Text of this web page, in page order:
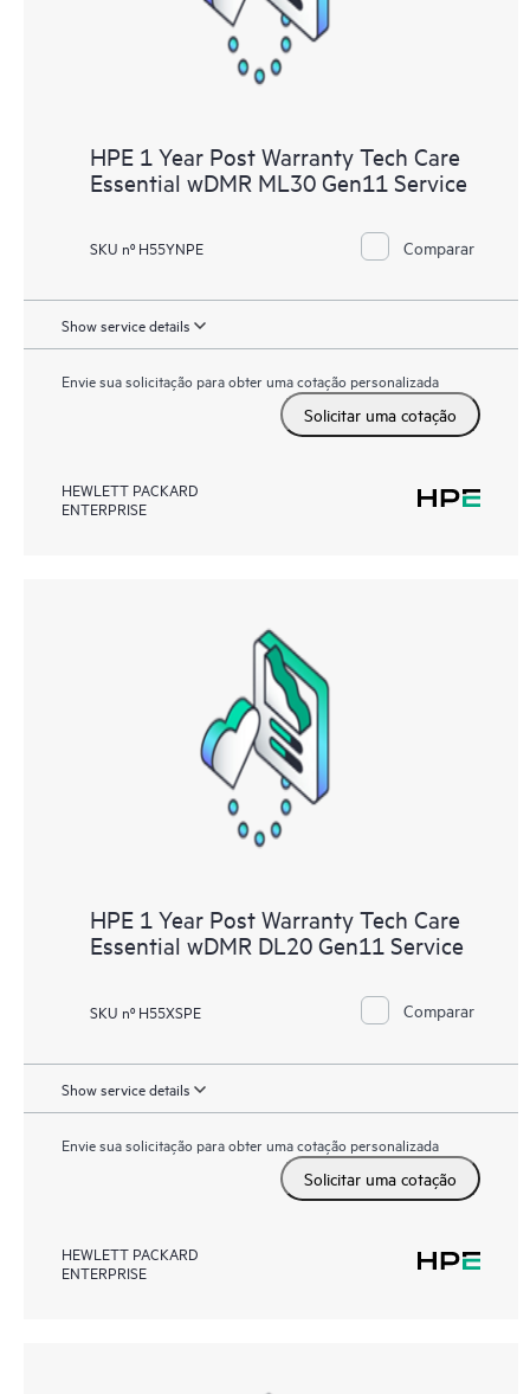
HPE 1 Year Post Warranty Tech Care
Essential wDMR ML30 Gen11 Service
SKU nº H55YNPE Comparar
Show service details
Envie sua solicitação para obter uma cotação personalizada
Solicitar uma cotação
HEWLETT PACKARD
ENTERPRISE
HPE 1 Year Post Warranty Tech Care
Essential wDMR DL20 Gen11 Service
SKU nº H55XSPE Comparar
Show service details
Envie sua solicitação para obter uma cotação personalizada
Solicitar uma cotação
HEWLETT PACKARD
ENTERPRISE